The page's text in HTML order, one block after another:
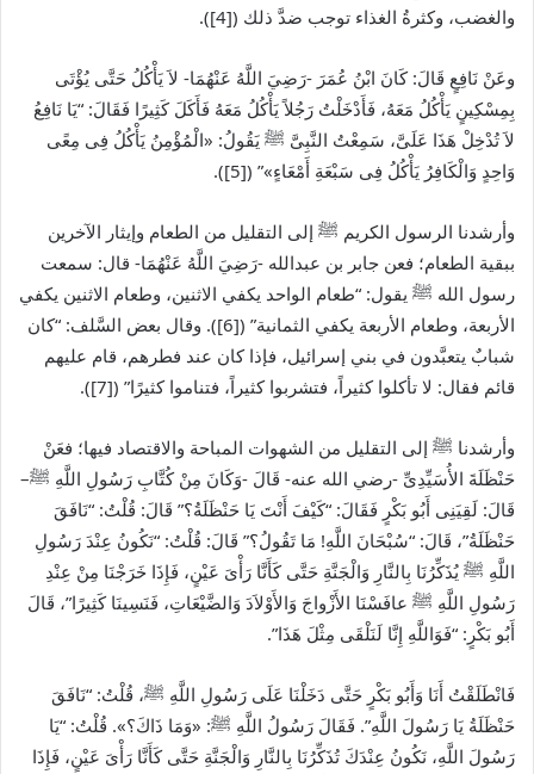
والغضب، وكثرةُ الغذاء توجب ضدَّ ذلك ([4]).
وعَنْ نَافِعٍ قَالَ: كَانَ ابْنُ عُمَرَ -رَضِيَ اللَّهُ عَنْهُمَا- لاَ يَأْكُلُ حَتَّى يُؤْتَى
بِمِسْكِينٍ يَأْكُلُ مَعَهُ، فَأَدْخَلْتُ رَجُلاً يَأْكُلُ مَعَهُ فَأَكَلَ كَثِيرًا فَقَالَ: “يَا نَافِعُ
لاَ تُدْخِلْ هَذَا عَلَىَّ، سَمِعْتُ النَّبِىَّ ﷺ يَقُولُ: «الْمُؤْمِنُ يَأْكُلُ فِى مِعًى
وَاحِدٍ وَالْكَافِرُ يَأْكُلُ فِى سَبْعَةِ أَمْعَاءٍ»” ([5]).
وأرشدنا الرسول الكريم ﷺ إلى التقليل من الطعام وإيثار الآخرين
ببقية الطعام؛ فعن جابر بن عبدالله -رَضِيَ اللَّهُ عَنْهُمَا- قال: سمعت
رسول الله ﷺ يقول: “طعام الواحد يكفي الاثنين، وطعام الاثنين يكفي
الأربعة، وطعام الأربعة يكفي الثمانية” ([6]). وقال بعض السَّلف: “كان
شبابٌ يتعبَّدون في بني إسرائيل، فإذا كان عند فطرهم، قام عليهم
قائم فقال: لا تأكلوا كثيراً، فتشربوا كثيراً، فتناموا كثيرًا” ([7]).
وأرشدنا ﷺ إلى التقليل من الشهوات المباحة والاقتصاد فيها؛ فعَنْ
حَنْظَلَةَ الأُسَيِّدِىِّ -رضي الله عنه- قَالَ -وَكَانَ مِنْ كُتَّابِ رَسُولِ اللَّهِ ﷺ–
قَالَ: لَقِيَنِى أَبُو بَكْرٍ فَقَالَ: “كَيْفَ أَنْتَ يَا حَنْظَلَةُ؟” قَالَ: قُلْتُ: “نَافَقَ
حَنْظَلَةُ”، قَالَ: “سُبْحَانَ اللَّهِ! مَا تَقُولُ؟” قَالَ: قُلْتُ: “نَكُونُ عِنْدَ رَسُولِ
اللَّهِ ﷺ يُذَكِّرُنَا بِالنَّارِ وَالْجَنَّةِ حَتَّى كَأَنَّا رَأْىَ عَيْنٍ، فَإِذَا خَرَجْنَا مِنْ عِنْدِ
رَسُولِ اللَّهِ ﷺ عافَسْنَا الأَزْواجَ وَالأَوْلاَدَ وَالضَّيْعَاتِ، فَنَسِينَا كَثِيرًا”، قَالَ
أَبُو بَكْرٍ: “فَوَاللَّهِ إِنَّا لَنَلْقَى مِثْلَ هَذَا”.
فَانْطَلَقْتُ أَنَا وَأَبُو بَكْرٍ حَتَّى دَخَلْنَا عَلَى رَسُولِ اللَّهِ ﷺ، قُلْتُ: “نَافَقَ
حَنْظَلَةُ يَا رَسُولَ اللَّهِ”. فَقَالَ رَسُولُ اللَّهِ ﷺ: «وَمَا ذَاكَ؟». قُلْتُ: “يَا
رَسُولَ اللَّهِ، نَكُونُ عِنْدَكَ تُذَكِّرُنَا بِالنَّارِ وَالْجَنَّةِ حَتَّى كَأَنَّا رَأْىَ عَيْنٍ، فَإِذَا